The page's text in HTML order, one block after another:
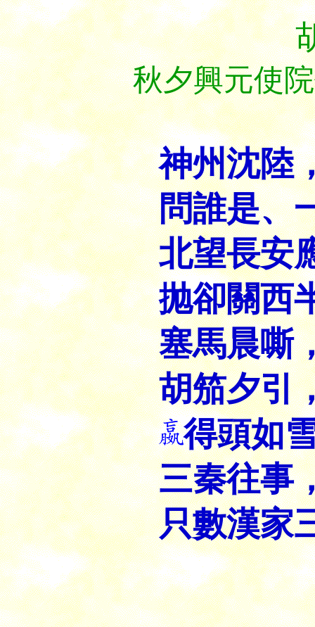
秋夕興元使
神州沈陸
問誰是、
北望長安
抛卻關西
塞馬晨嘶
胡笳夕引
得頭如
三秦往事
只數漢家